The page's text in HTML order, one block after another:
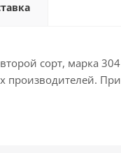
сорт, марка
производителей.